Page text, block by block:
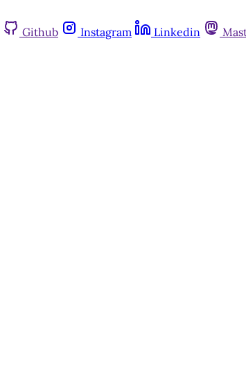
Github Instagram Linkedin